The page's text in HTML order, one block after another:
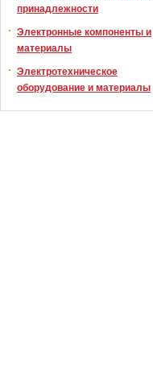
принадлежности
Электронные компоненты и
материалы
Электротехническое
оборудование и материалы